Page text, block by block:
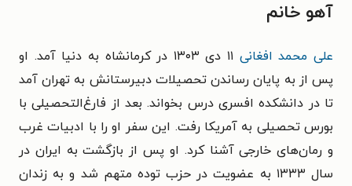
آهو خانم
علی محمد افغانی
۱۱ دی ۱۳۰۳ در کرمانشاه به دنیا آمد. او
پس از به پایان رساندن تحصیلات دبیرستانش به تهران آمد
تا در دانشکده افسری درس بخواند. بعد از فارغ‌التحصیلی با
بورس تحصیلی به آمریکا رفت. این سفر او را با ادبیات غرب
و رمان‌های خارجی آشنا کرد. او پس از بازگشت به ایران در
سال ۱۳۳۳ به عضویت در حزب توده متهم شد و به زندان